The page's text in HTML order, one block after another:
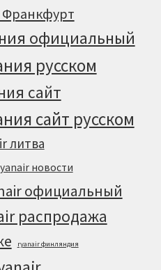
Франкфурт
официальный
русском
сайт
сайт русском
литва
новости
официальный
распродажа
ryanair финляндия